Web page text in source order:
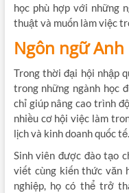
học phù hợp với những
thuật và muốn làm việc
Ngôn ngữ Anh
Trong thời đại hội nhập
trong những ngành học
chỉ giúp nâng cao trình
nhiều cơ hội việc làm
lịch và kinh doanh quốc tế.
Sinh viên được đào tạo
viết cùng kiến thức văn
nghiệp, họ có thể trở